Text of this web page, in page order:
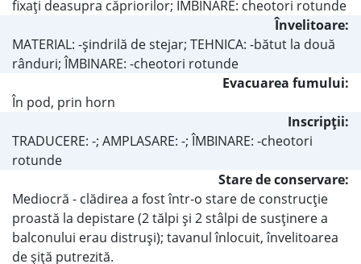
fixaţi deasupra căpriorilor; IMBINARE: cheotori rotunde
Învelitoare:
MATERIAL: -şindrilă de stejar; TEHNICA: -bătut la două
rânduri; ÎMBINARE: -cheotori rotunde
Evacuarea fumului:
În pod, prin horn
Inscripţii:
TRADUCERE: -; AMPLASARE: -; ÎMBINARE: -cheotori
rotunde
Stare de conservare:
Mediocră - clădirea a fost într-o stare de construcţie
proastă la depistare (2 tălpi şi 2 stâlpi de susţinere a
balconului erau distruşi); tavanul înlocuit, învelitoarea
de şiţă putrezită.